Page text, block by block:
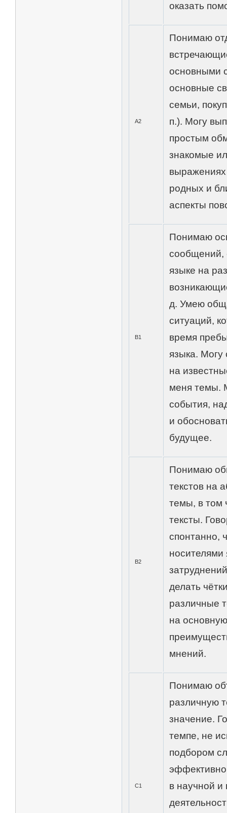
оказать
А2
Понимаю
основными
основные
семьи,
п.). Могу
простым
знакомые
выражениях
родных и
аспекты
В1
Понимаю
сообщений,
языке на
д. Умею
ситуаций,
время
языка. Могу
на
меня темы.
события,
и
будущее.
В2
Понимаю
текстов на
темы, в том
тексты.
спонтанно,
носителями
делать
различные
на
мнений.
С1
Понимаю
различную
значение.
темпе, не
подбором
в научной